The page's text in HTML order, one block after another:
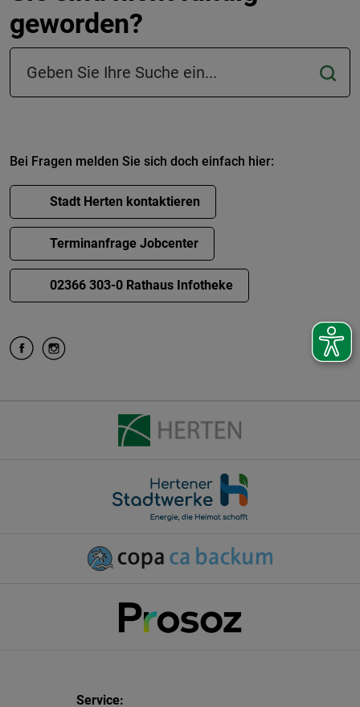
geworden?
Suchfeld in der Fußzeile
Bei Fragen melden Sie sich doch einfach hier:
Stadt Herten kontaktieren
Terminanfrage Jobcenter
02366 303-0 Rathaus Infotheke